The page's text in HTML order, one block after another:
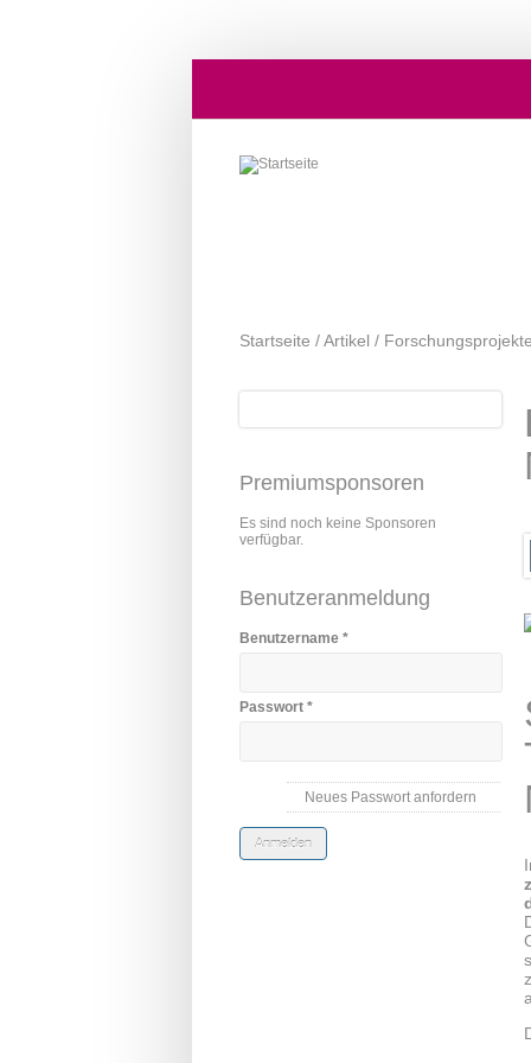
Startseite /Artikel /
Suche
Premiumsponsoren
Es sind noch keine Sponsoren
verfügbar.
Benutzeranmeldung
Benutzername *
Passwort *
Neues Passwort anfordern